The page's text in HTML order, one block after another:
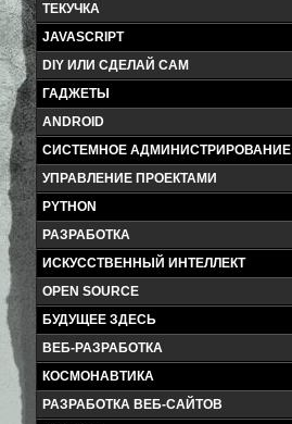
ТЕКУЧКА
JAVASCRIPT
DIY ИЛИ СДЕЛАЙ САМ
ГАДЖЕТЫ
ANDROID
СИСТЕМНОЕ АДМИНИСТРИРОВАНИЕ
УПРАВЛЕНИЕ ПРОЕКТАМИ
PYTHON
РАЗРАБОТКА
ИСКУССТВЕННЫЙ ИНТЕЛЛЕКТ
OPEN SOURCE
БУДУЩЕЕ ЗДЕСЬ
ВЕБ-РАЗРАБОТКА
КОСМОНАВТИКА
РАЗРАБОТКА ВЕБ-САЙТОВ